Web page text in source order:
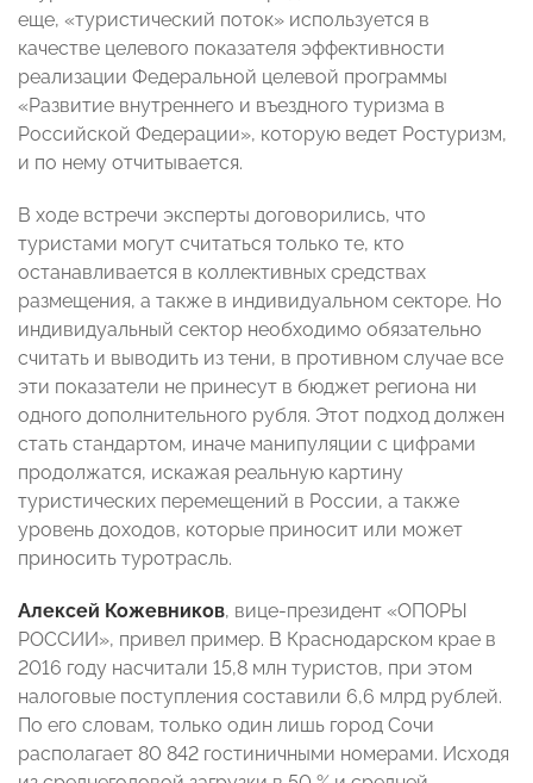
еще, «туристический поток» используется в
качестве целевого показателя эффективности
реализации Федеральной целевой программы
«Развитие внутреннего и въездного туризма в
Российской Федерации», которую ведет Ростуризм,
и по нему отчитывается.
В ходе встречи эксперты договорились, что
туристами могут считаться только те, кто
останавливается в коллективных средствах
размещения, а также в индивидуальном секторе. Но
индивидуальный сектор необходимо обязательно
считать и выводить из тени, в противном случае все
эти показатели не принесут в бюджет региона ни
одного дополнительного рубля. Этот подход должен
стать стандартом, иначе манипуляции с цифрами
продолжатся, искажая реальную картину
туристических перемещений в России, а также
уровень доходов, которые приносит или может
приносить туротрасль.
Алексей Кожевников, вице-президент «ОПОРЫ
РОССИИ», привел пример. В Краснодарском крае в
2016 году насчитали 15,8 млн туристов, при этом
налоговые поступления составили 6,6 млрд рублей.
По его словам, только один лишь город Сочи
располагает 80 842 гостиничными номерами. Исходя